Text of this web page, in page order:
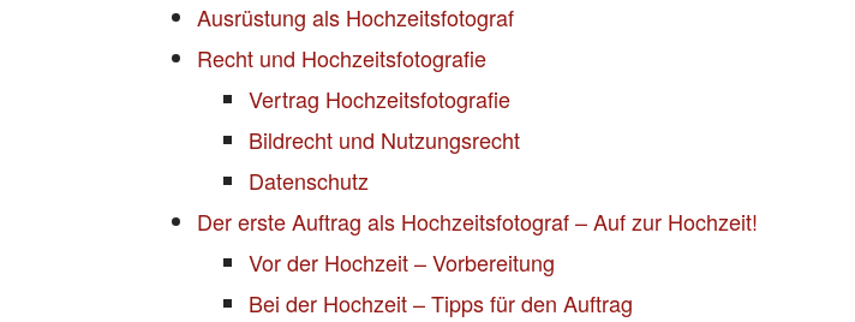
Ausrüstung als Hochzeitsfotograf
Recht und Hochzeitsfotografie
Vertrag Hochzeitsfotografie
Bildrecht und Nutzungsrecht
Datenschutz
Der erste Auftrag als Hochzeitsfotograf – Auf zur Hochzeit!
Vor der Hochzeit – Vorbereitung
Bei der Hochzeit – Tipps für den Auftrag